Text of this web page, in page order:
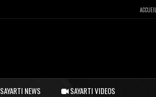
ACCUEIL
SAYARTI NEWS SAYARTI VIDEOS